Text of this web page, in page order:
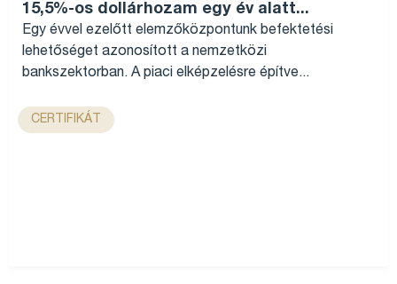
15,5%-os dollárhozam egy év alatt...
Egy évvel ezelőtt elemzőközpontunk befektetési
lehetőséget azonosított a nemzetközi
bankszektorban. A piaci elképzelésre építve...
CERTIFIKÁT